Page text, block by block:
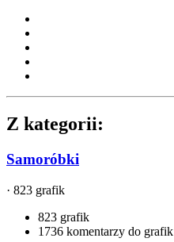
Z kategorii:
Samoróbki
· 823 grafik
823 grafik
1736 komentarzy do grafik